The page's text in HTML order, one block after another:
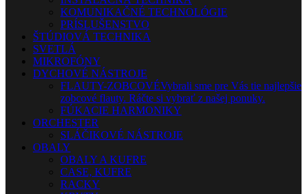
KOMUNIKAČNÉ TECHNOLÓGIE
PRÍSLUŠENSTVO
ŠTÚDIOVÁ TECHNIKA
SVETLÁ
MIKROFÓNY
DYCHOVÉ NÁSTROJE
FLAUTY-ZOBCOVÉVybrali sme pre Vás tie najlepšie
zobcové flauty. Ráčte si vybrať z našej ponuky.
FÚKACIE HARMONIKY
ORCHESTER
SLÁČIKOVÉ NÁSTROJE
OBALY
OBALY A KUFRE
CASE, KUFRE
RACKY